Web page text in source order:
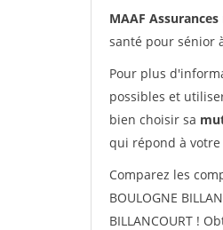
MAAF
santé pour sénior
Pour plus
possibles et
bien choisir sa
qui répond à votre
Comparez les
BOULOGNE
BILLANCOURT !